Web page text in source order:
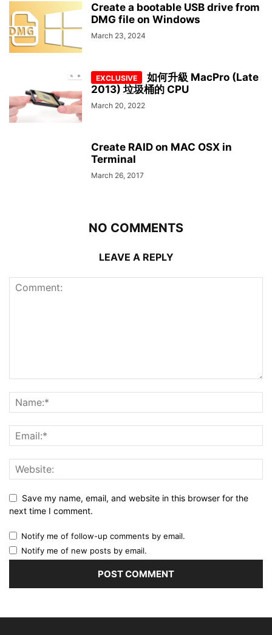
Create a bootable USB drive from
DMG file on Windows
March 23, 2024
如何升級 MacPro (Late
2013) 垃圾桶的 CPU
March 20, 2022
Create RAID on MAC OSX in
Terminal
March 26, 2017
NO COMMENTS
LEAVE A REPLY
Save my name, email, and website in this browser for the
next time I comment.
Notify me of follow-up comments by email.
Notify me of new posts by email.